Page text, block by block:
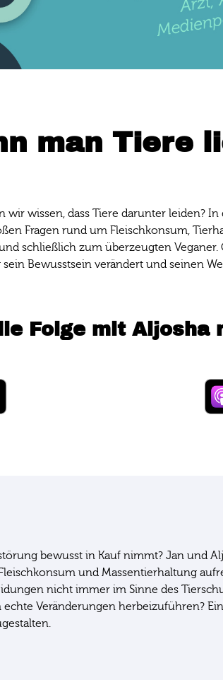
man Tiere
wissen, dass Tiere darunter leiden?
Fragen rund um Fleischkonsum,
schließlich zum überzeugten
Bewusstsein verändert und seinen
Folge mit Aljosha
bewusst in Kauf nimmt? Jan und
und Massentierhaltung
nicht immer im Sinne des
Veränderungen herbeizuführen?